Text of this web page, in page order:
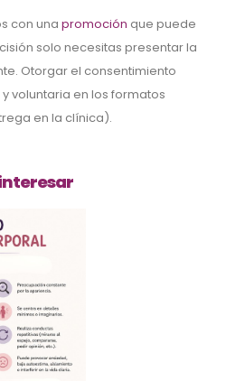
con una promoción que puede
solo necesitas presentar la
Otorgar el consentimiento
voluntaria en los formatos
en la clínica).